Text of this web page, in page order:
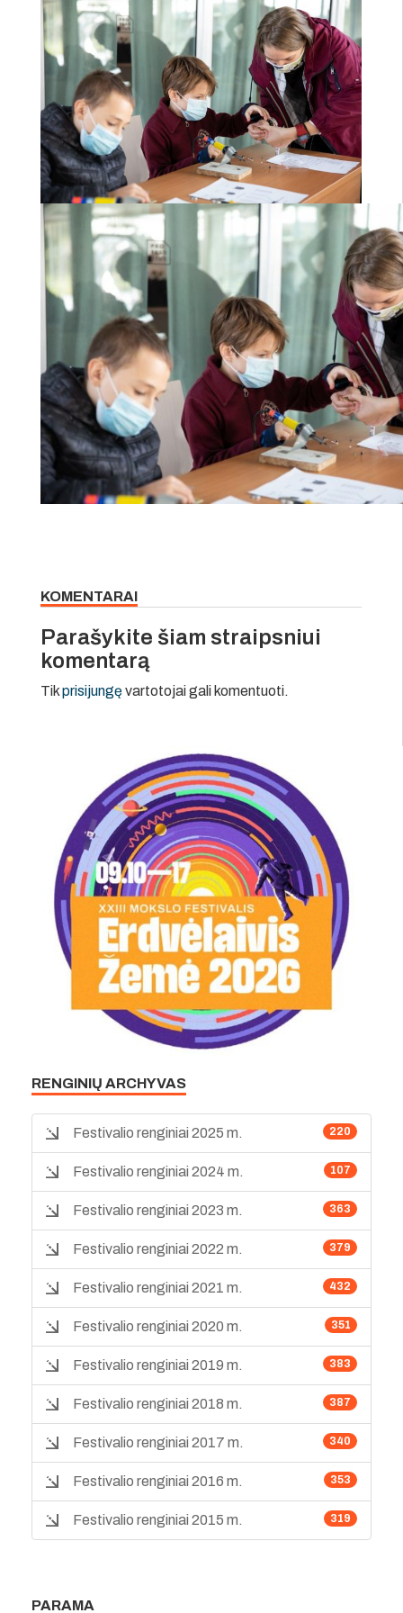
KOMENTARAI
Parašykite šiam straipsniui
komentarą
Tikprisijungęvartotojai gali komentuoti.
RENGINIŲ ARCHYVAS
220
Festivalio renginiai 2025 m.
107
Festivalio renginiai 2024 m.
363
Festivalio renginiai 2023 m.
379
Festivalio renginiai 2022 m.
432
Festivalio renginiai 2021 m.
351
Festivalio renginiai 2020 m.
383
Festivalio renginiai 2019 m.
387
Festivalio renginiai 2018 m.
340
Festivalio renginiai 2017 m.
353
Festivalio renginiai 2016 m.
319
Festivalio renginiai 2015 m.
PARAMA